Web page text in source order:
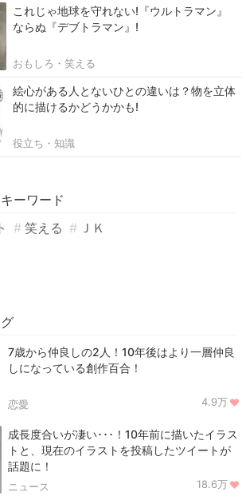
これじゃ地球を守れない!『ウルトラマン』
ならぬ『デブトラマン』!
おもしろ・笑える
絵心がある人とないひとの違いは？物を立体
的に描けるかどうかかも!
役立ち・知識
ーワード
笑える ＪＫ
7歳から仲良しの2人！10年後はより一層仲良
しになっている創作百合！
恋愛 4.9万
成長度合いが凄い･･･！10年前に描いたイラス
トと、現在のイラストを投稿したツイートが
話題に！
ニュース 18.6万